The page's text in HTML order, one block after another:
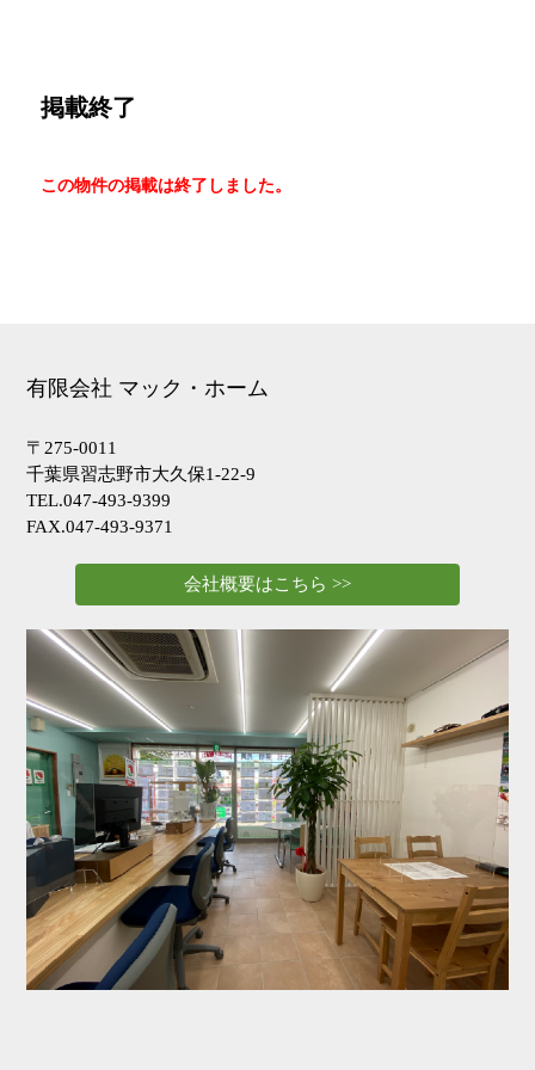
掲載終了
この物件の掲載は終了しました。
有限会社 マック・ホーム
〒275-0011
千葉県習志野市大久保1-22-9
TEL.047-493-9399
FAX.047-493-9371
会社概要はこちら >>